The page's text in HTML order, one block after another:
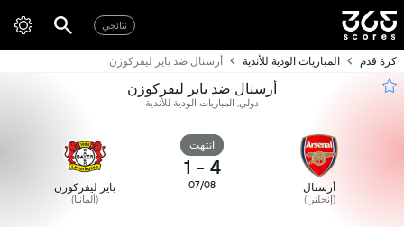
نتائجي
كرة قدم المباريات الودية للأندية أرسنال ضد باير ليفركوزن
أرسنال ضد باير ليفركوزن
دولي, المباريات الودية للأندية
أرسنال
(إنجلترا)
انتهت
4
-
1
07/08 باير ليفركوزن
(ألمانيا)